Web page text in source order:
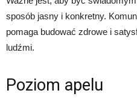
sposób jasny i konkretny.
pomaga budować zdrowe i
ludźmi.
Poziom apelu